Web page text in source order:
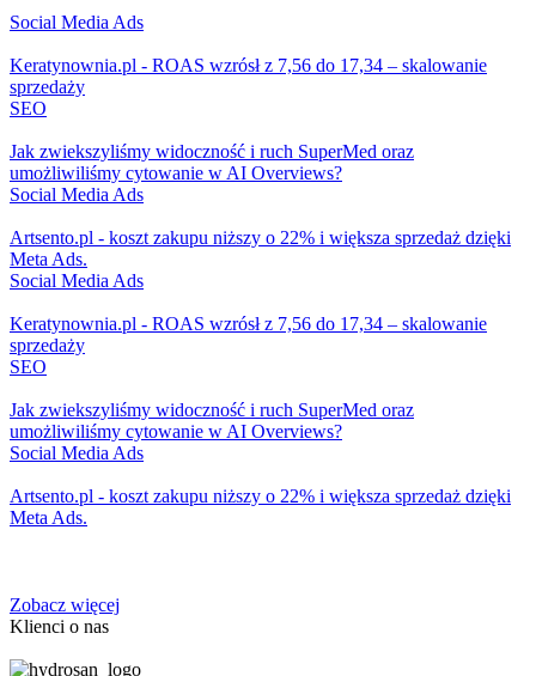
Social Media Ads
Keratynownia.pl - ROAS wzrósł z 7,56 do 17,34 – skalowanie
sprzedaży
SEO
Jak zwiekszyliśmy widoczność i ruch SuperMed oraz
umożliwiliśmy cytowanie w AI Overviews?
Social Media Ads
Artsento.pl - koszt zakupu niższy o 22% i większa sprzedaż dzięki
Meta Ads.
Social Media Ads
Keratynownia.pl - ROAS wzrósł z 7,56 do 17,34 – skalowanie
sprzedaży
SEO
Jak zwiekszyliśmy widoczność i ruch SuperMed oraz
umożliwiliśmy cytowanie w AI Overviews?
Social Media Ads
Artsento.pl - koszt zakupu niższy o 22% i większa sprzedaż dzięki
Meta Ads.
Zobacz więcej
Klienci o nas